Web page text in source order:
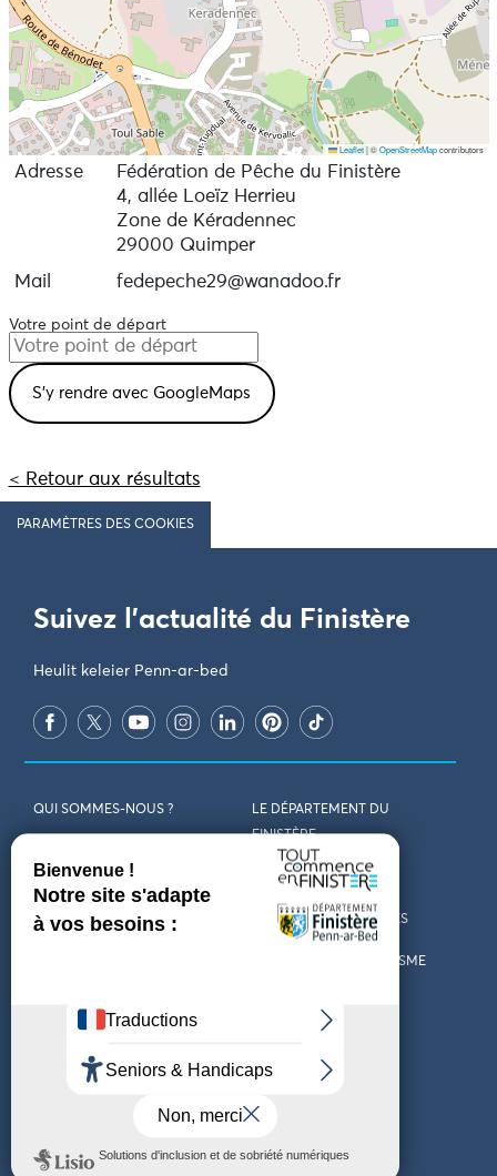
Leaflet |©OpenStreetMapcontributors
Adresse
Fédération de Pêche du Finistère
4, allée Loeïz Herrieu
Zone de Kéradennec
29000 Quimper
Mail
fedepeche29@wanadoo.fr
Votre point de départ
< Retour aux résultats
PARAMÈTRES DES COOKIES
Suivez l'actualité du Finistère
Heulit keleier Penn-ar-bed
QUI SOMMES-NOUS ?
LE DÉPARTEMENT DU
FINISTÈRE
REJOIGNEZ-NOUS VENIR EN FINISTÈRE
CONTACT CARTES ET BROCHURES
LES OFFICES DE TOURISME
D’ACCESSIBILITÉ